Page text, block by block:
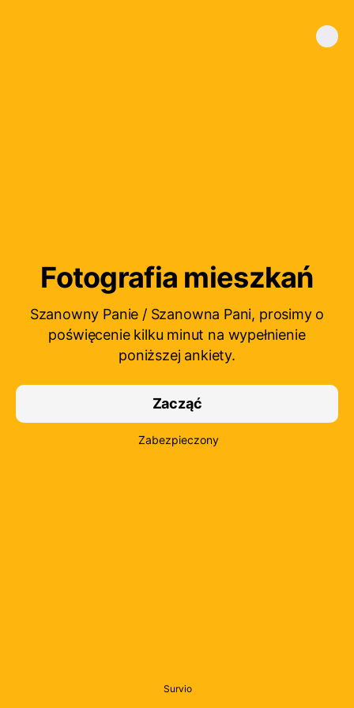
Fotografia mieszkań
Szanowny Panie / Szanowna Pani, prosimy o
poświęcenie kilku minut na wypełnienie
poniższej ankiety.
Zacząć
Zabezpieczony
Survio